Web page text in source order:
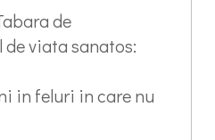
de
viata sanatos:
in feluri in care nu